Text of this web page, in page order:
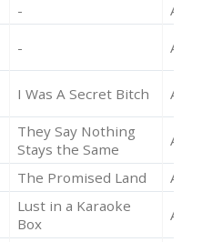
-
-
I Was A Secret Bitch
They Say Nothing
Stays the Same
The Promised Land
Lust in a Karaoke
Box